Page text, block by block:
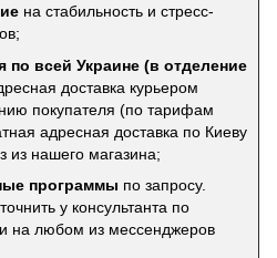
на стабильность и стресс-
по всей Украине (в отделение
доставка курьером
покупателя (по тарифам
адресная доставка по Киеву
из нашего магазина;
программы по запросу.
у консультанта по
на любом из мессенджеров